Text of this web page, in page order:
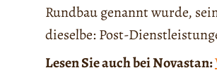
Rundbau genannt wurde,
dieselbe: Post-
Lesen Sie auch bei Novastan: